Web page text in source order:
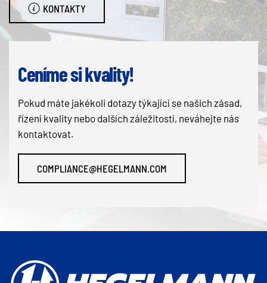
KONTAKTY
Ceníme si kvality!
Pokud máte jakékoli dotazy týkající se našich zásad,
řízení kvality nebo dalších záležitostí, neváhejte nás
kontaktovat.
COMPLIANCE@HEGELMANN.COM